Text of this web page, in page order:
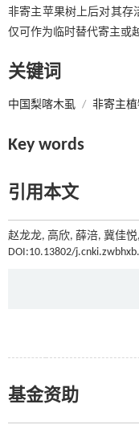
非寄主苹果树上后对其存
仅可作为临时替代寄主或
关键词
中国梨喀木虱 / 非寄主
Key words
引用本文
赵龙龙, 高欣, 薛涪, 冀佳
DOI:10.13802/
基金资助